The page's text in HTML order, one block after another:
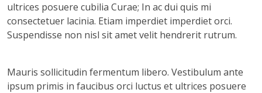
ultrices posuere cubilia Curae; In ac dui quis mi
consectetuer lacinia. Etiam imperdiet imperdiet orci.
Suspendisse non nisl sit amet velit hendrerit rutrum.
Mauris sollicitudin fermentum libero. Vestibulum ante
ipsum primis in faucibus orci luctus et ultrices posuere